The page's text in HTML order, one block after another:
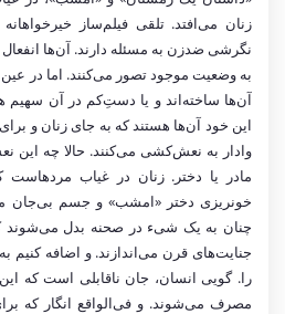
زنان می‌افتد. تلقی فیلم‌ساز‌
نگرشی ضدزن به مسئله‌ دارند. آن‌ها
به وضعیت موجود تصور می‌کنند. اما در
آن‌ها ساخته‌اند و یا دستِ‌کم در آن سهیم
این خود آن‌ها هستند که به جای زنان و
وادار به نعش‌کشی می‌کنند. حالا چه
مادر یا دختر. زنان در غیاب مردهاست
خونریزی دختر «امشب» و جسم بی‌جان
چنان به یک شیء‌ در صحنه بدل می‌شوند
جنایت‌های قرن می‌اندازند. و اضافه کنیم
را. گویی انسان، جان ناقابلی است که
مصرف می‌شوند. و فی‌الواقع انگار که